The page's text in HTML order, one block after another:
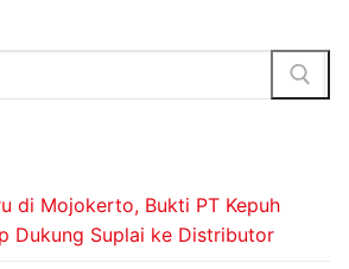
di Mojokerto, Bukti PT Kepuh
Dukung Suplai ke Distributor